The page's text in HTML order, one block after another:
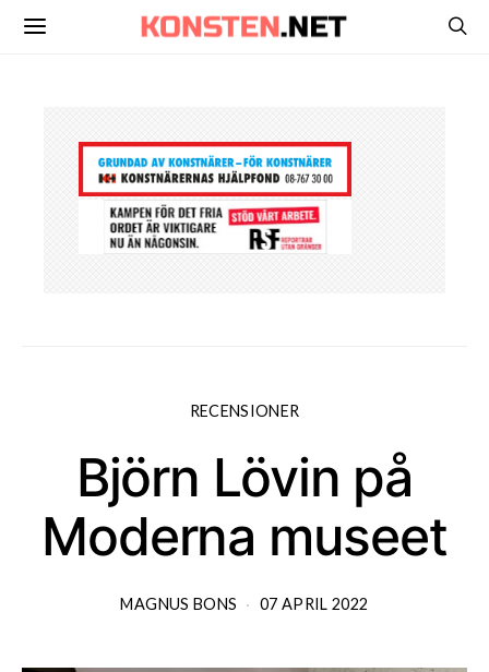
RECENSIONER
Björn Lövin på
Moderna museet
MAGNUS BONS 07 APRIL 2022